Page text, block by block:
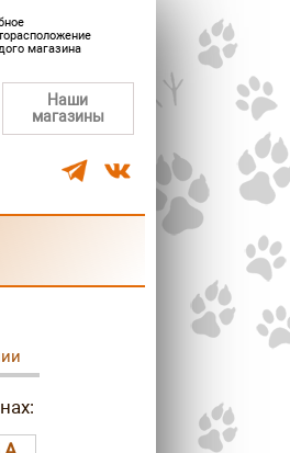
магазина
Наши
магазины